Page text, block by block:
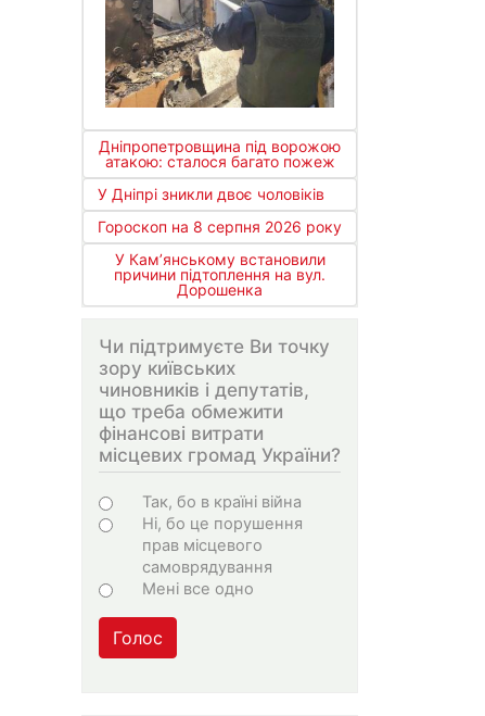
Дніпропетровщина під ворожою
атакою: сталося багато пожеж
У Дніпрі зникли двоє чоловіків
Гороскоп на 8 серпня 2026 року
У Кам’янському встановили
причини підтоплення на вул.
Дорошенка
Чи підтримуєте Ви точку
зору київських
чиновників і депутатів,
що треба обмежити
фінансові витрати
місцевих громад України?
Варіанти
Так, бо в країні війна
Ні, бо це порушення
прав місцевого
самоврядування
Мені все одно
Голос